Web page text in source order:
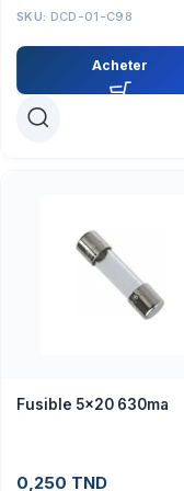
SKU: DCD-01-C98
Acheter
Fusible 5×20 630ma
0,250 TND